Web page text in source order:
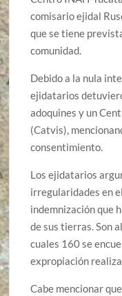
comisario ejidal
que se tiene
comunidad.
Debido a la nula
ejidatarios
adoquines y un
(Catvis),
consentimiento.
Los ejidatarios
irregularidades en
indemnización que
de sus tierras. Son
cuales 160 se
expropiación
Cabe mencionar